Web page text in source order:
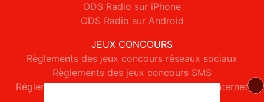
ODS Radio sur iPhone
ODS Radio sur Android
JEUX CONCOURS
Règlements des jeux concours réseaux sociaux
Règlements des jeux concours SMS
Règlements des jeux concours téléphone et internet